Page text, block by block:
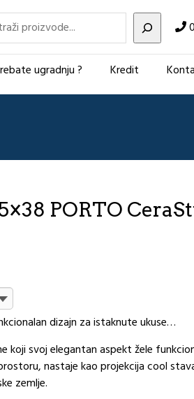
ugradnju ? Kredit
PORTO
dizajn za istaknute ukuse…
koji svoj elegantan aspekt žele
nastaje kao projekcija cool
zemlje.